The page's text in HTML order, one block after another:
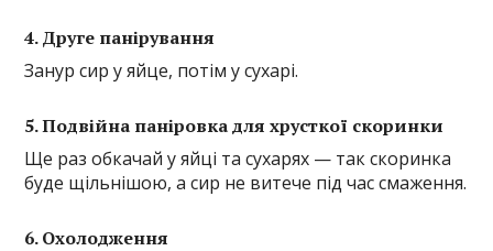
4. Друге панірування
Занур сир у яйце, потім у сухарі.
5. Подвійна паніровка для хрусткої скоринки
Ще раз обкачай у яйці та сухарях — так скоринка
буде щільнішою, а сир не витече під час смаження.
6. Охолодження